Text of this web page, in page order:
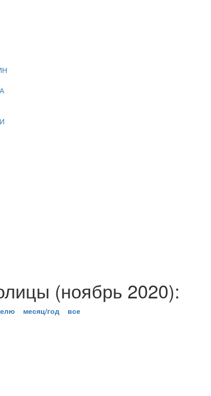
(ноябрь 2020):
месяц/год
все